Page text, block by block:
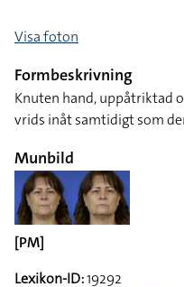
Visa foton
Formbeskrivning
Knuten hand, uppåtriktad
vrids inåt samtidigt som
Munbild
[PM]
Lexikon-ID:19292